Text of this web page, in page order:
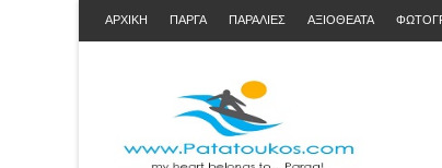
ΑΡΧΙΚΗ ΠΑΡΓΑ ΠΑΡΑΛΙΕΣ ΑΞΙΟΘΕΑΤΑ